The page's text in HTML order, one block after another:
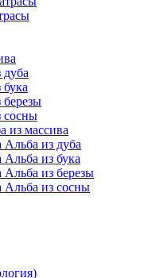
березы
сосны
из массива
Альба из дуба
Альба из бука
Альба из березы
Альба из сосны